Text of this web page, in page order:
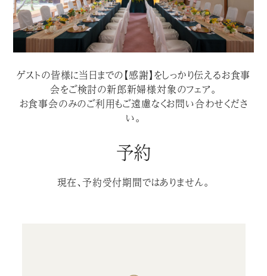
ゲストの皆様に当日までの【感謝】をしっかり伝えるお食事
会をご検討の新郎新婦様対象のフェア。
お食事会のみのご利用もご遠慮なくお問い合わせくださ
い。
予約
現在、予約受付期間ではありません。